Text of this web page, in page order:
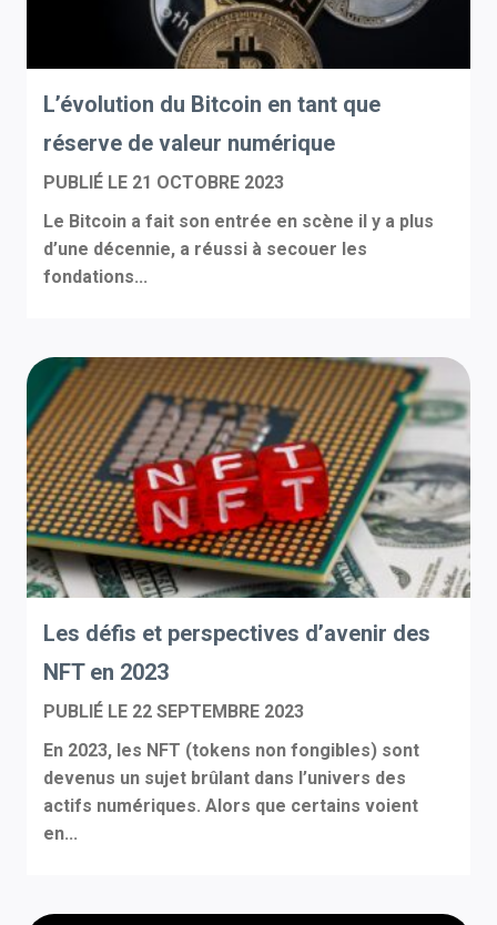
L’évolution du Bitcoin en tant que
réserve de valeur numérique
PUBLIÉ LE 21 OCTOBRE 2023
Le Bitcoin a fait son entrée en scène il y a plus
d’une décennie, a réussi à secouer les
fondations...
Les défis et perspectives d’avenir des
NFT en 2023
PUBLIÉ LE 22 SEPTEMBRE 2023
En 2023, les NFT (tokens non fongibles) sont
devenus un sujet brûlant dans l’univers des
actifs numériques. Alors que certains voient
en...